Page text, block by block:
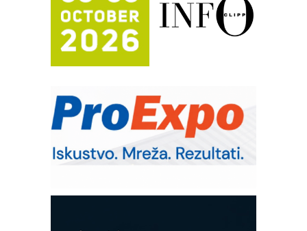
(Shelf-Ready) omotnice
Potpuna efikasnost bez složenih
sistema
Trajna oznaka kao dugoročna korist
IB BLUMENAUER - više od 40 godina
poverenja u industriji
RMQ-TITAN ADVANCED INDICATOR
– Pametna signalizacija za efikasnije
upravljanje mašinama
era CNC merenja